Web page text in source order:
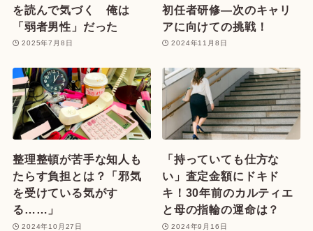
を読んで気づく 俺は
「弱者男性」だった
2025年7月8日
初任者研修—次のキャリ
アに向けての挑戦！
2024年11月8日
整理整頓が苦手な知人も
たらす負担とは？「邪気
を受けている気がす
る……」
2024年10月27日
「持っていても仕方な
い」査定金額にドキド
キ！30年前のカルティエ
と母の指輪の運命は？
2024年9月16日